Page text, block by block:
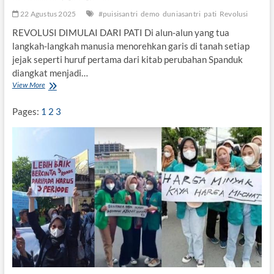
h
,
d
i
I
i
a
H
a
r
i
i
i
22 Agustus 2025
#puisisantri demo duniasantri pati Revolusi
REVOLUSI DIMULAI DARI PATI Di alun-alun yang tua
langkah-langkah manusia menorehkan garis di tanah setiap
jejak seperti huruf pertama dari kitab perubahan Spanduk
diangkat menjadi…
View MoreR
V
O
L
I
D
I
M
U
L
A
D
A
Pages: 1 2 3